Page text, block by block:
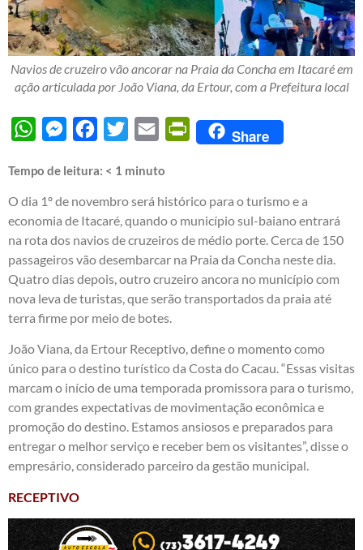
Navios de cruzeiro vão ancorar na Praia da Concha em Itacaré em
ação articulada por João Viana, da Ertour, com a Prefeitura local
WhatsAppMessengerFacebook
Twitter Email PrintFriendly
Share
Tempo de leitura: < 1 minuto
O dia 1º de novembro será histórico para o turismo e a
economia de Itacaré, quando o município sul-baiano entrará
na rota dos navios de cruzeiros de médio porte. Cerca de 150
passageiros vão desembarcar na Praia da Concha neste dia.
Quatro dias depois, outro cruzeiro ancora no município com
nova leva de turistas, que serão transportados da praia até
terra firme por meio de botes.
João Viana, da Ertour Receptivo, define o momento como
único para o destino turístico da Costa do Cacau. “Essas visitas
marcam o início de uma temporada promissora para o turismo,
com grandes expectativas de movimentação econômica e
promoção do destino. Estamos ansiosos e preparados para
entregar o melhor serviço e receber bem os visitantes”, disse o
empresário, considerado parceiro da gestão municipal.
RECEPTIVO